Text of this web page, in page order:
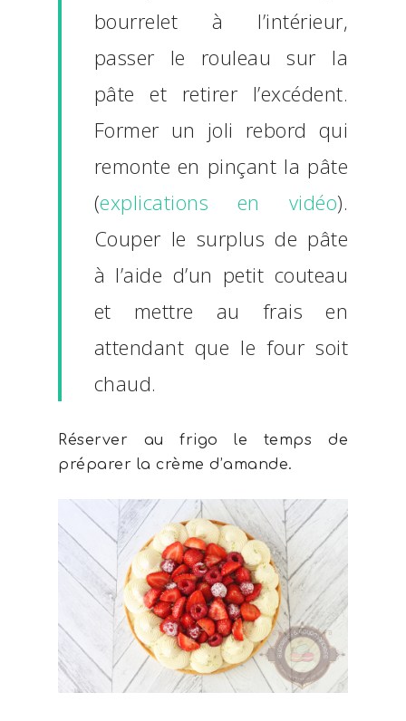
bourrelet à l’intérieur,
passer le rouleau sur la
pâte et retirer l’excédent.
Former un joli rebord qui
remonte en pinçant la pâte
(explications en vidéo).
Couper le surplus de pâte
à l’aide d’un petit couteau
et mettre au frais en
attendant que le four soit
chaud.
Réserver au frigo le temps de
préparer la crème d’amande.